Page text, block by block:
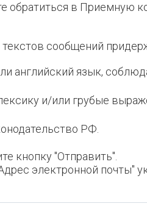
обратиться в Приемную
сообщений
английский язык,
и/или грубые
РФ.
кнопку "Отправить".
электронной почты"